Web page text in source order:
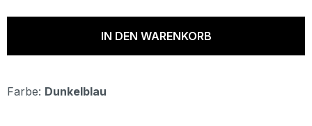
IN DEN WARENKORB
Farbe: Dunkelblau